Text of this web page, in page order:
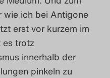
wie ich bei Antigone
erst vor kurzem im
es trotz
innerhalb der
pinkeln zu